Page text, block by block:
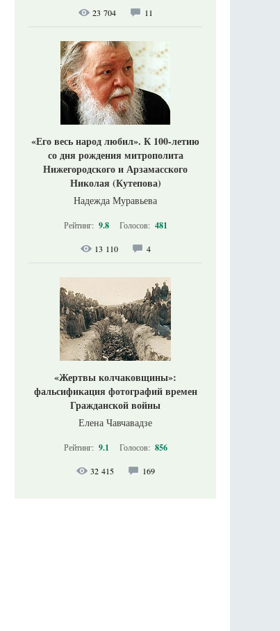
23 704 11
«Его весь народ любил». К 100-летию
со дня рождения митрополита
Нижегородского и Арзамасского
Николая (Кутепова)
Надежда Муравьева
Рейтинг: 9.8 Голосов: 481
13 110 4
«Жертвы колчаковщины»:
фальсификация фотографий времен
Гражданской войны
Елена Чавчавадзе
Рейтинг: 9.1 Голосов: 856
32 415 169